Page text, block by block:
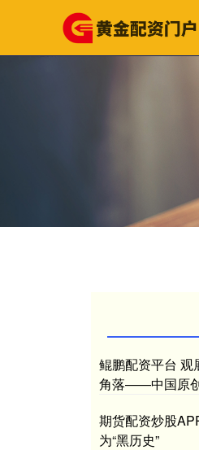
鲲鹏配资平台 观
角落——中国原
期货配资炒股
为“黑历史”